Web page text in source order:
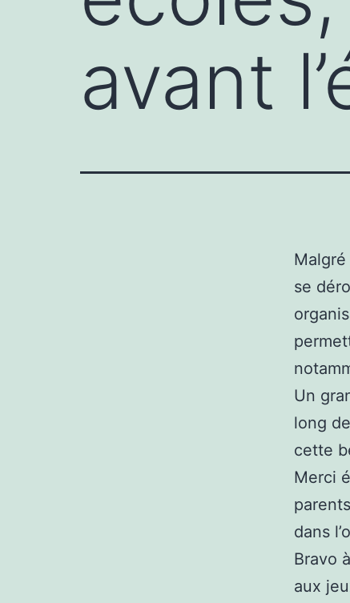
avant
se
Un
long
cette
Merci
dans
Bravo
aux